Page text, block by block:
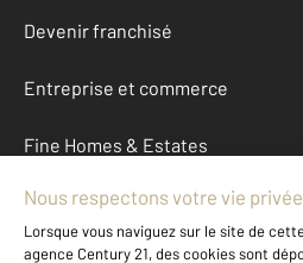
Devenir franchisé
Entreprise et commerce
Fine Homes & Estates
À propos